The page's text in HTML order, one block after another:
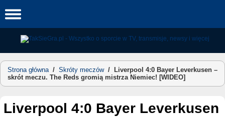
to
Strona główna/ Skróty meczów/
Liverpool 4:0 Bayer Leverkusen –
skrót meczu. The Reds gromią mistrza Niemiec! [WIDEO]
Liverpool 4:0 Bayer Leverkusen